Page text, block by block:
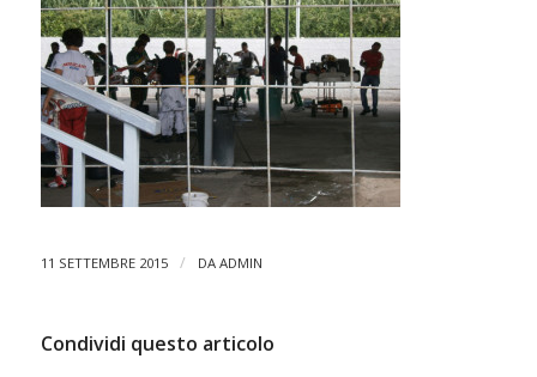
11 SETTEMBRE 2015 / DA ADMIN
Condividi questo articolo